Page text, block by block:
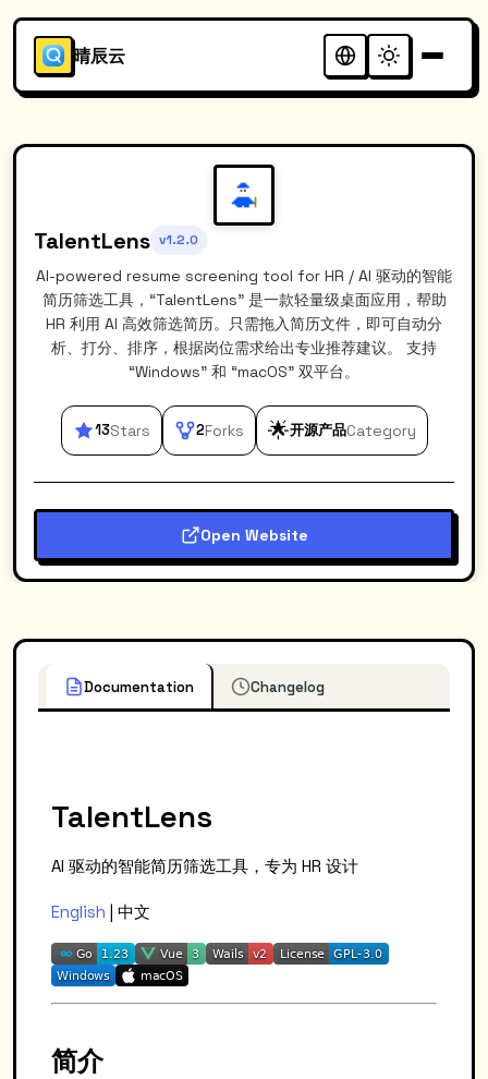
晴辰云
TalentLens v1.2.0
AI-powered resume screening tool for HR / AI 驱动的智能
简历筛选工具，“TalentLens” 是一款轻量级桌面应用，帮助
HR 利用 AI 高效筛选简历。只需拖入简历文件，即可自动分
析、打分、排序，根据岗位需求给出专业推荐建议。 支持
“Windows” 和 “macOS” 双平台。
13Stars 2Forks 🌟开源产品Category
Open Website
Documentation Changelog
TalentLens
AI 驱动的智能简历筛选工具，专为 HR 设计
English | 中文
简介